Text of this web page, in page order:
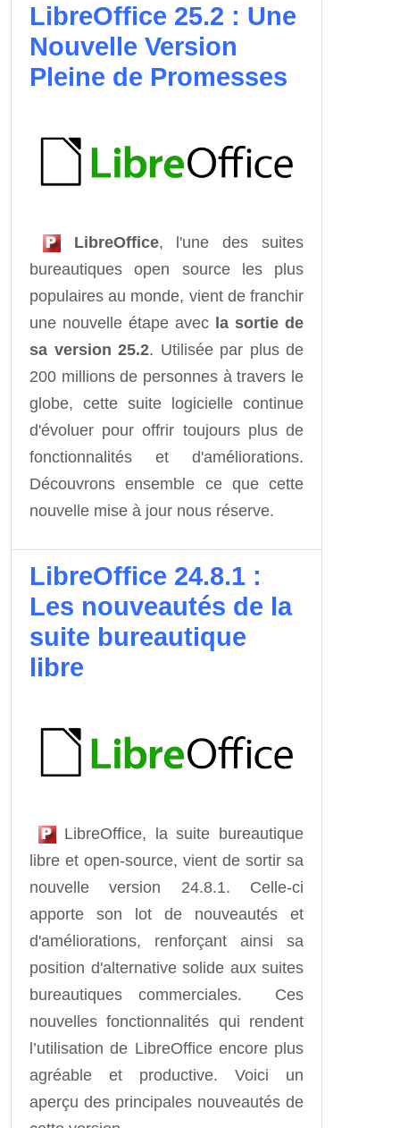
LibreOffice 25.2 : Une
Nouvelle Version
Pleine de Promesses
LibreOffice, l'une des suites
bureautiques open source les plus
populaires au monde, vient de franchir
une nouvelle étape avec la sortie de
sa version 25.2. Utilisée par plus de
200 millions de personnes à travers le
globe, cette suite logicielle continue
d'évoluer pour offrir toujours plus de
fonctionnalités et d'améliorations.
Découvrons ensemble ce que cette
nouvelle mise à jour nous réserve.
LibreOffice 24.8.1 :
Les nouveautés de la
suite bureautique
libre
LibreOffice, la suite bureautique
libre et open-source, vient de sortir sa
nouvelle version 24.8.1. Celle-ci
apporte son lot de nouveautés et
d'améliorations, renforçant ainsi sa
position d'alternative solide aux suites
bureautiques commerciales. Ces
nouvelles fonctionnalités qui rendent
l’utilisation de LibreOffice encore plus
agréable et productive. Voici un
aperçu des principales nouveautés de